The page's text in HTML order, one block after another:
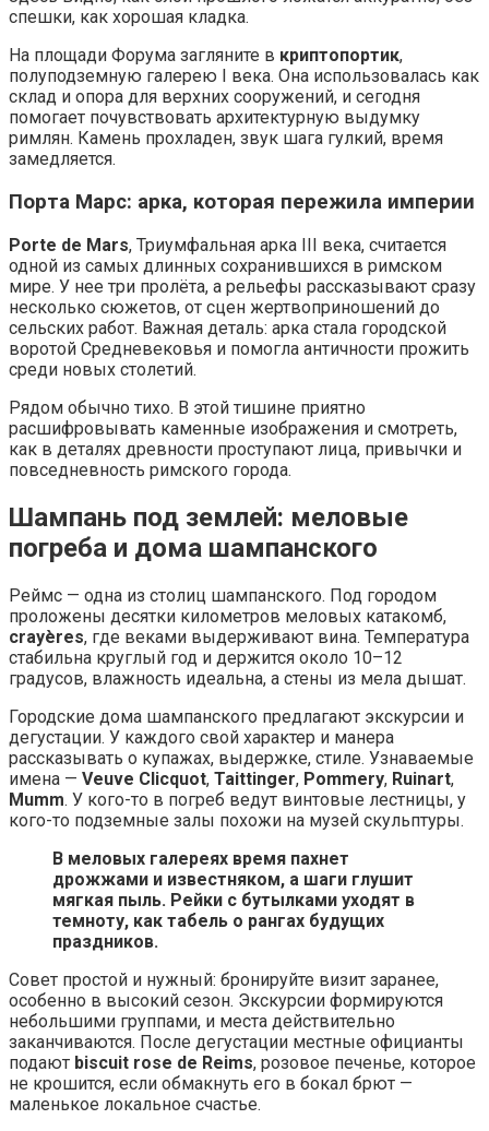
спешки, как хорошая кладка.
На площади Форума загляните в криптопортик,
полуподземную галерею I века. Она использовалась как
склад и опора для верхних сооружений, и сегодня
помогает почувствовать архитектурную выдумку
римлян. Камень прохладен, звук шага гулкий, время
замедляется.
Порта Марс: арка, которая пережила империи
Porte de Mars, Триумфальная арка III века, считается
одной из самых длинных сохранившихся в римском
мире. У нее три пролёта, а рельефы рассказывают сразу
несколько сюжетов, от сцен жертвоприношений до
сельских работ. Важная деталь: арка стала городской
воротой Средневековья и помогла античности прожить
среди новых столетий.
Рядом обычно тихо. В этой тишине приятно
расшифровывать каменные изображения и смотреть,
как в деталях древности проступают лица, привычки и
повседневность римского города.
Шампань под землей: меловые
погреба и дома шампанского
Реймс — одна из столиц шампанского. Под городом
проложены десятки километров меловых катакомб,
crayères, где веками выдерживают вина. Температура
стабильна круглый год и держится около 10–12
градусов, влажность идеальна, а стены из мела дышат.
Городские дома шампанского предлагают экскурсии и
дегустации. У каждого свой характер и манера
рассказывать о купажах, выдержке, стиле. Узнаваемые
имена — Veuve Clicquot, Taittinger, Pommery, Ruinart,
Mumm. У кого-то в погреб ведут винтовые лестницы, у
кого-то подземные залы похожи на музей скульптуры.
В меловых галереях время пахнет
дрожжами и известняком, а шаги глушит
мягкая пыль. Рейки с бутылками уходят в
темноту, как табель о рангах будущих
праздников.
Совет простой и нужный: бронируйте визит заранее,
особенно в высокий сезон. Экскурсии формируются
небольшими группами, и места действительно
заканчиваются. После дегустации местные официанты
подают biscuit rose de Reims, розовое печенье, которое
не крошится, если обмакнуть его в бокал брют —
маленькое локальное счастье.